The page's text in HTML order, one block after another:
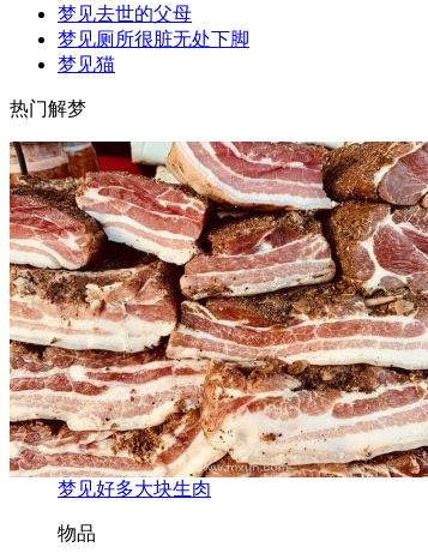
梦见去世的父母
梦见厕所很脏无处下脚
梦见猫
热门解梦
梦见好多大块生肉
物品